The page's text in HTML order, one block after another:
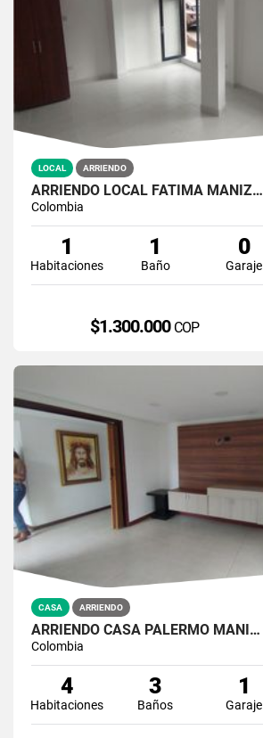
LOCAL ARRIENDO
ARRIENDO LOCAL FATIMA MANIZ…
Colombia
1
Habitaciones
1
Baño
0
Garaje
$1.300.000 COP
CASA ARRIENDO
ARRIENDO CASA PALERMO MANI…
Colombia
4
Habitaciones
3
Baños
1
Garaje